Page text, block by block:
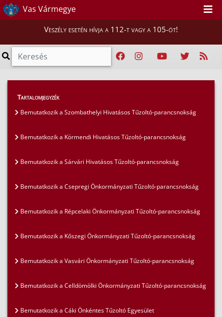
Vas Vármegye
Veszély esetén hívja a 112-t vagy a 105-öt!
Híreink > Mi vigyázunk rátok, Vasiak!
Bemutatkozik az Ostffyasszonyfai Önkéntes
Tartalomjegyzék
Bemutatkozik a Szombathelyi Hivatásos Tűzoltó-parancsnokság
Bemutatkozik a Körmendi Hivatásos Tűzoltó-parancsnokság
Bemutatkozik a Sárvári Hivatásos Tűzoltó-parancsnokság
Bemutatkozik a Csepregi Önkormányzati Tűzoltó-parancsnokság
Bemutatkozik a Répcelaki Önkormányzati Tűzoltó-parancsnokság
Bemutatkozik a Kőszegi Önkormányzati Tűzoltó-parancsnokság
Bemutatkozik a Vasvári Önkormányzati Tűzoltó-parancsnokság
Bemutatkozik a Celldömölki Önkormányzati Tűzoltó-parancsnokság
Bemutatkozik a Cáki Önkéntes Tűzoltó Egyesület